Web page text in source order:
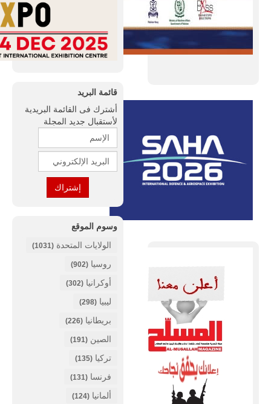
قائمة البريد
أشترك فى القائمة البريدية
لأستقبال جديد المجلة
وسوم الموقع
الولايات المتحدة (1031)
روسيا (902)
أوكرانيا (302)
ليبيا (298)
بريطانيا (226)
الصين (191)
تركيا (135)
فرنسا (131)
ألمانيا (124)